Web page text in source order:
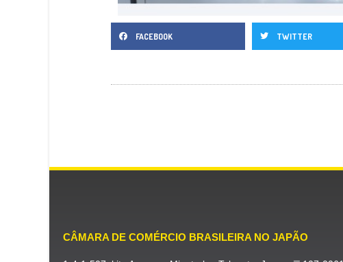
FACEBOOK TWITTER
CÂMARA DE COMÉRCIO BRASILEIRA NO JAPÃO